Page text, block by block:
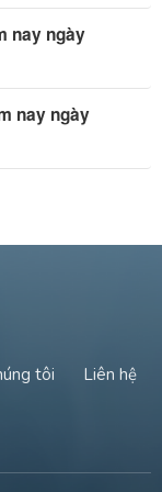
nay ngày
nay ngày
tôi Liên hệ